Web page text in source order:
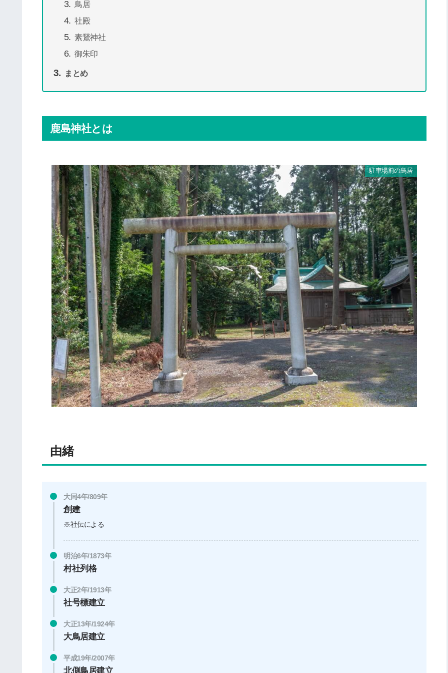
鳥居
社殿
素鵞神社
御朱印
まとめ
鹿島神社とは
駐車場前の鳥居
由緒
大同4年/809年
創建
※社伝による
明治6年/1873年
村社列格
大正2年/1913年
社号標建立
大正13年/1924年
大鳥居建立
平成19年/2007年
北側鳥居建立